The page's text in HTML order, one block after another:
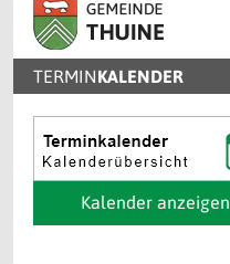
TERMINKALENDER
Kalender anzeigen